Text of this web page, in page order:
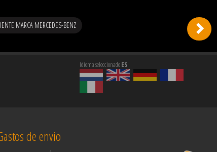
MARCA MERCEDES-BENZ
Idioma seleccionadoES
de envio